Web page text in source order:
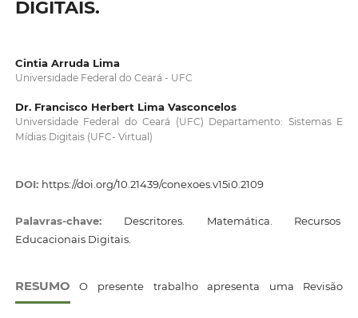
DIGITAIS.
Cintia Arruda Lima
Universidade Federal do Ceará - UFC
Dr. Francisco Herbert Lima Vasconcelos
Universidade Federal do Ceará (UFC) Departamento: Sistemas E
Mídias Digitais (UFC- Virtual)
DOI: https://doi.org/10.21439/conexoes.v15i0.2109
Palavras-chave: Descritores. Matemática. Recursos
Educacionais Digitais.
RESUMO O presente trabalho apresenta uma Revisão